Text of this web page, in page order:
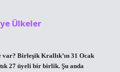
Ülkeler
Birleşik Krallık’ın 31 Ocak
27 üyeli bir birlik. Şu anda